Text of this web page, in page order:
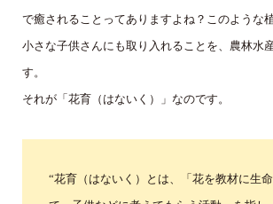
で癒されることってありますよね？このような
小さな子供さんにも取り入れることを、農林水
す。
それが「花育（はないく）」なのです。
“花育（はないく）とは、「花を教材に生